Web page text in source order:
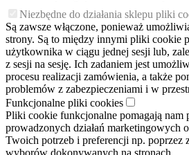
Niezbędne do działania sklepu pliki
Są zawsze włączone, ponieważ
strony. Są to między innymi pliki cookie
użytkownika w ciągu jednej sesji lub,
z sesji na sesję. Ich zadaniem jest
procesu realizacji zamówienia, a także
problemów z zabezpieczeniami i w
Funkcjonalne pliki cookies
Pliki cookie funkcjonalne pomagają nam
prowadzonych działań marketingowych
Twoich potrzeb i preferencji np. poprzez
wyborów dokonywanych na stronach.